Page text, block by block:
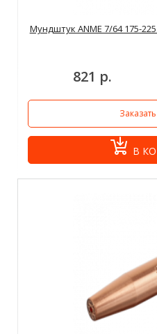
Мундштук ANME 7/64 175-
821 р.
В